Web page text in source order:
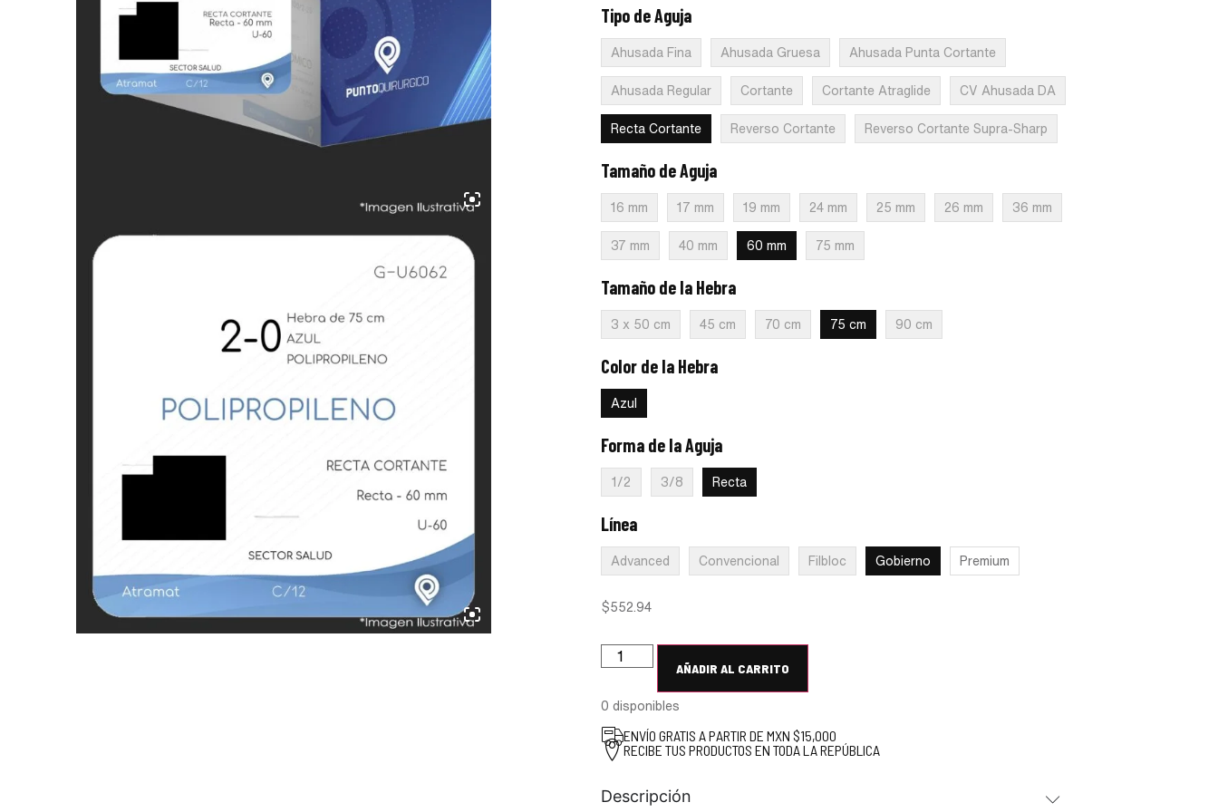
Tipo de Aguja
Ahusada Fina Ahusada Gruesa Ahusada Punta Cortante
Ahusada Regular Cortante Cortante Atraglide CV Ahusada DA
Recta Cortante Reverso Cortante Reverso Cortante Supra-Sharp
Tamaño de Aguja
16 mm 17 mm 19 mm 24 mm 25 mm 26 mm 36 mm
37 mm 40 mm 60 mm 75 mm
Tamaño de la Hebra
3 x 50 cm 45 cm 70 cm 75 cm 90 cm
Color de la Hebra
Azul
Forma de la Aguja
1/2 3/8 Recta
Línea
Advanced Convencional Filbloc Gobierno Premium
$552.94
AÑADIR AL CARRITO
0 disponibles
ENVÍO GRATIS A PARTIR DE MXN $15,000
RECIBE TUS PRODUCTOS EN TODA LA REPÚBLICA
Descripción